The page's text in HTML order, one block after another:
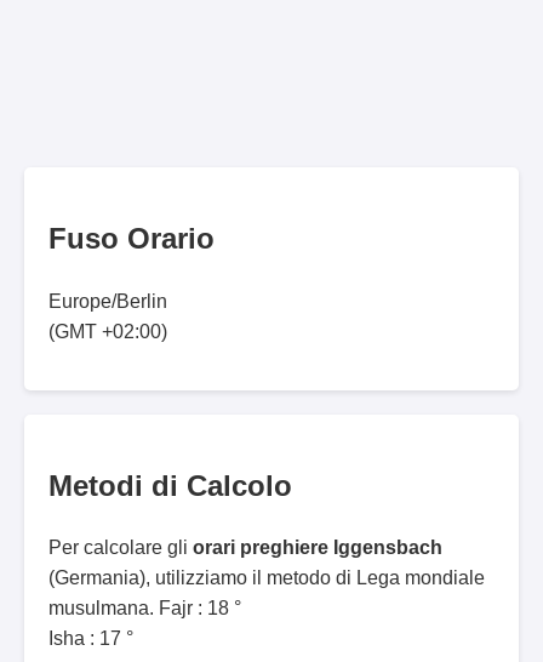
Fuso Orario
Europe/Berlin
(GMT +02:00)
Metodi di Calcolo
Per calcolare gli orari preghiere Iggensbach
(Germania), utilizziamo il metodo di Lega mondiale
musulmana. Fajr : 18 °
Isha : 17 °